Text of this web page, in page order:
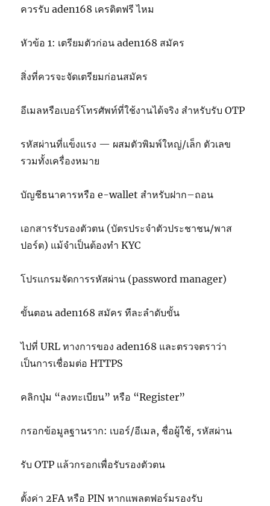
ควรรับ aden168 เครดิตฟรี ไหม
หัวข้อ 1: เตรียมตัวก่อน aden168 สมัคร
สิ่งที่ควรจะจัดเตรียมก่อนสมัคร
อีเมลหรือเบอร์โทรศัพท์ที่ใช้งานได้จริง สำหรับรับ OTP
รหัสผ่านที่แข็งแรง — ผสมตัวพิมพ์ใหญ่/เล็ก ตัวเลข
รวมทั้งเครื่องหมาย
บัญชีธนาคารหรือ e-wallet สำหรับฝาก–ถอน
เอกสารรับรองตัวตน (บัตรประจำตัวประชาชน/พาส
ปอร์ต) แม้จำเป็นต้องทำ KYC
โปรแกรมจัดการรหัสผ่าน (password manager)
ขั้นตอน aden168 สมัคร ทีละลำดับขั้น
ไปที่ URL ทางการของ aden168 และตรวจตราว่า
เป็นการเชื่อมต่อ HTTPS
คลิกปุ่ม “ลงทะเบียน” หรือ “Register”
กรอกข้อมูลฐานราก: เบอร์/อีเมล, ชื่อผู้ใช้, รหัสผ่าน
รับ OTP แล้วกรอกเพื่อรับรองตัวตน
ตั้งค่า 2FA หรือ PIN หากแพลตฟอร์มรองรับ